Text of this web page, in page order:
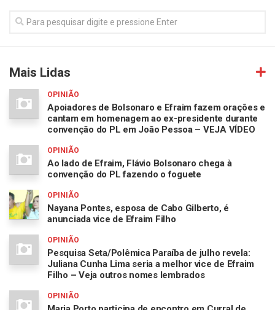
Mais Lidas
OPINIÃO
Apoiadores de Bolsonaro e Efraim fazem orações e
cantam em homenagem ao ex-presidente durante
convenção do PL em João Pessoa – VEJA VÍDEO
OPINIÃO
Ao lado de Efraim, Flávio Bolsonaro chega à
convenção do PL fazendo o foguete
OPINIÃO
Nayana Pontes, esposa de Cabo Gilberto, é
anunciada vice de Efraim Filho
OPINIÃO
Pesquisa Seta/Polêmica Paraíba de julho revela:
Juliana Cunha Lima seria a melhor vice de Efraim
Filho – Veja outros nomes lembrados
OPINIÃO